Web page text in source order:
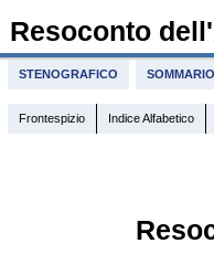
Resoconto
STENOGRAFICO SOMMARIO
Frontespizio Indice Alfabetico